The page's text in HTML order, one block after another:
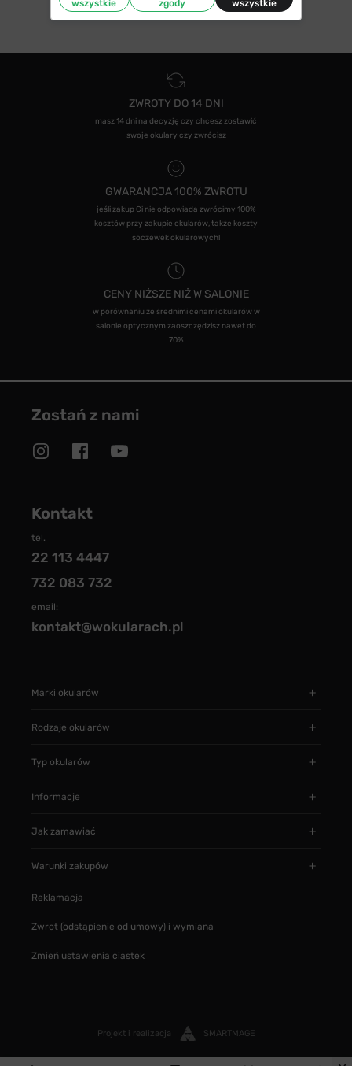
ZWROTY DO 14 DNI
masz 14 dni na decyzję czy chcesz zostawić
swoje okulary czy zwrócisz
GWARANCJA 100% ZWROTU
jeśli zakup Ci nie odpowiada zwrócimy 100%
kosztów przy zakupie okularów, także koszty
soczewek okularowych!
CENY NIŻSZE NIŻ W SALONIE
w porównaniu ze średnimi cenami okularów w
salonie optycznym zaoszczędzisz nawet do
70%
Zostań z nami
Kontakt
tel.
22 113 4447
732 083 732
email:
kontakt@wokularach.pl
Marki okularów
Rodzaje okularów
Typ okularów
Informacje
Jak zamawiać
Warunki zakupów
Reklamacja
Zwrot (odstąpienie od umowy) i wymiana
Zmień ustawienia ciastek
Projekt i realizacja SMARTMAGE
wszystkie
zgody
wszystkie